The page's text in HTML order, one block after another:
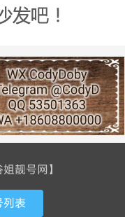
靓号网】
表